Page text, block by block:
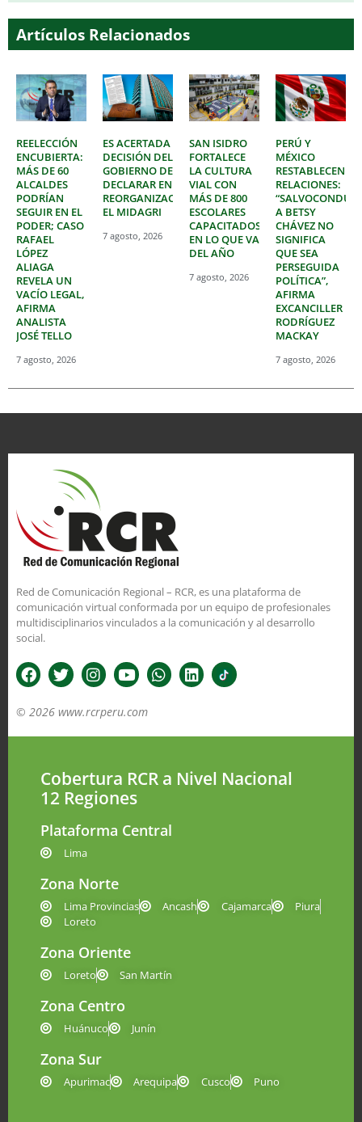
Artículos Relacionados
REELECCIÓN
ENCUBIERTA:
MÁS DE 60
ALCALDES
PODRÍAN
SEGUIR EN EL
PODER; CASO
RAFAEL
LÓPEZ
ALIAGA
REVELA UN
VACÍO LEGAL,
AFIRMA
ANALISTA
JOSÉ TELLO
7 agosto, 2026
ES ACERTADA
DECISIÓN DEL
GOBIERNO DE
DECLARAR EN
REORGANIZACIÓN
EL MIDAGRI
7 agosto, 2026
SAN ISIDRO
FORTALECE
LA CULTURA
VIAL CON
MÁS DE 800
ESCOLARES
CAPACITADOS
EN LO QUE VA
DEL AÑO
7 agosto, 2026
PERÚ Y
MÉXICO
RESTABLECEN
RELACIONES:
A BETSY
CHÁVEZ NO
SIGNIFICA
QUE SEA
PERSEGUIDA
POLÍTICA”,
AFIRMA
EXCANCILLER
RODRÍGUEZ
MACKAY
7 agosto, 2026
Red de Comunicación Regional – RCR, es una plataforma de
comunicación virtual conformada por un equipo de profesionales
multidisciplinarios vinculados a la comunicación y al desarrollo
social.
© 2026 www.rcrperu.com
Cobertura RCR a Nivel Nacional
12 Regiones
Plataforma Central
Lima
Zona Norte
Lima Provincias Ancash Cajamarca
Piura
Loreto
Zona Oriente
Loreto San Martín
Zona Centro
Huánuco Junín
Zona Sur
Apurimac Arequipa Cusco Puno